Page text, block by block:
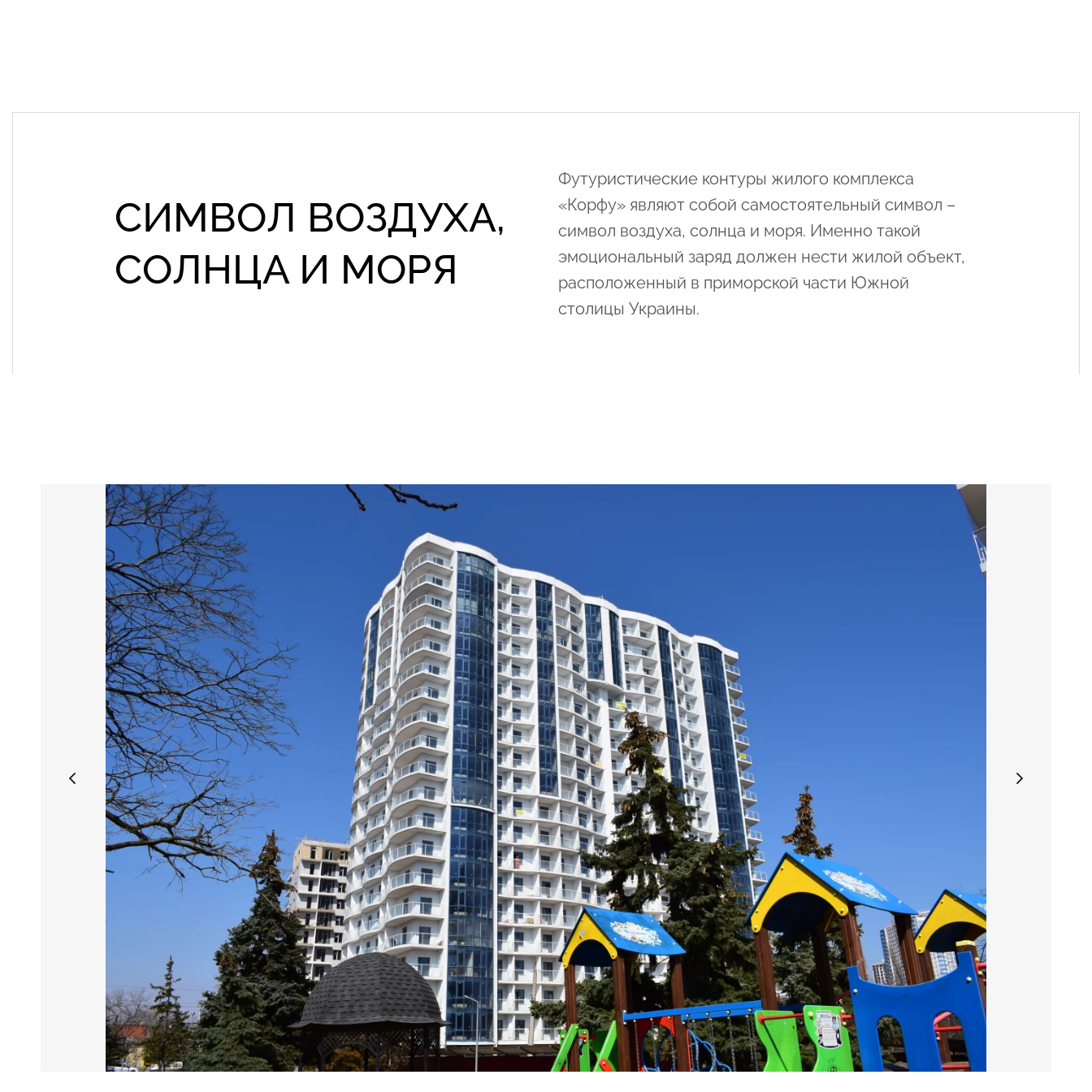
СИМВОЛ ВОЗДУХА,
СОЛНЦА И МОРЯ
Футуристические контуры жилого комплекса
«Корфу» являют собой самостоятельный символ –
символ воздуха, солнца и моря. Именно такой
эмоциональный заряд должен нести жилой объект,
расположенный в приморской части Южной
столицы Украины.